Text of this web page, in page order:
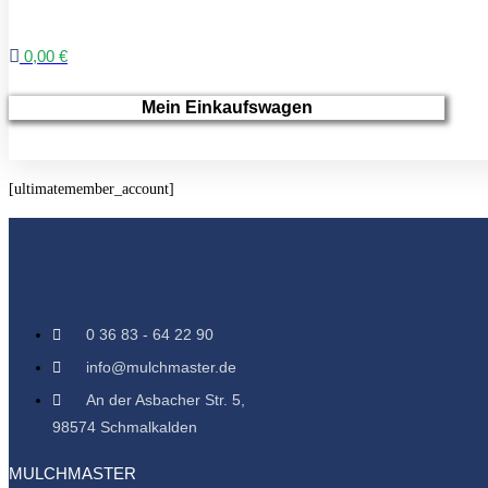
0,00 €
Mein Einkaufswagen
[ultimatemember_account]
0 36 83 - 64 22 90
info@mulchmaster.de
An der Asbacher Str. 5,
98574 Schmalkalden
MULCHMASTER